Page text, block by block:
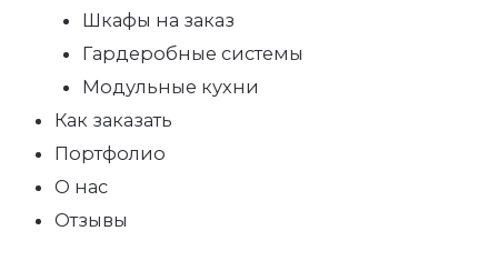
Шкафы на заказ
Гардеробные системы
Модульные кухни
Как заказать
Портфолио
О нас
Отзывы